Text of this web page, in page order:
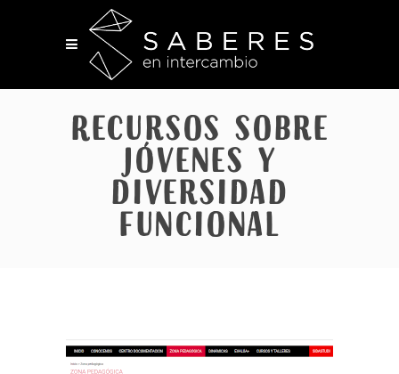
Recursos sobre
jóvenes y
diversidad
funcional